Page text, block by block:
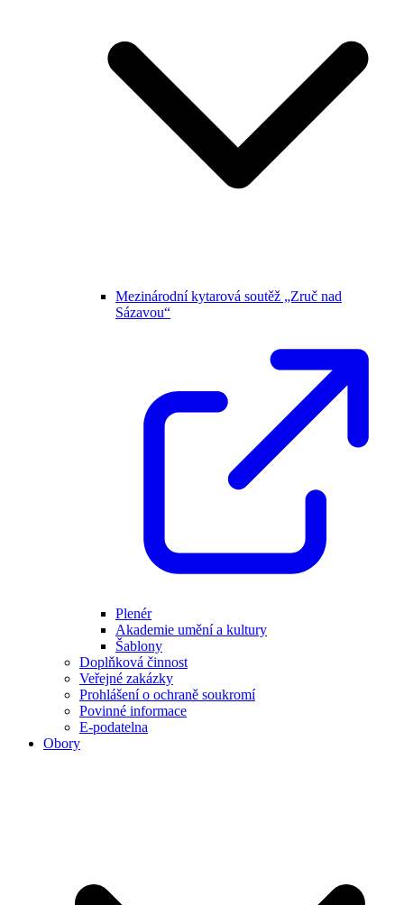
Mezinárodní kytarová soutěž „Zruč nad
Sázavou“
Plenér
Akademie umění a kultury
Šablony
Doplňková činnost
Veřejné zakázky
Prohlášení o ochraně soukromí
Povinné informace
E-podatelna
Obory